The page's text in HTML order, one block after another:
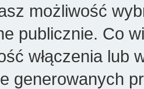
możliwość
publicznie. Co
włączenia lub
generowanych